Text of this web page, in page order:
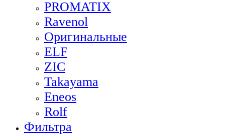
PROMATIX
Ravenol
Оригинальные
ELF
ZIC
Takayama
Eneos
Rolf
Фильтра